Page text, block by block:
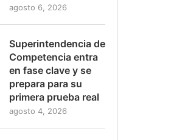
agosto 6, 2026
Superintendencia de
Competencia entra
en fase clave y se
prepara para su
primera prueba real
agosto 4, 2026